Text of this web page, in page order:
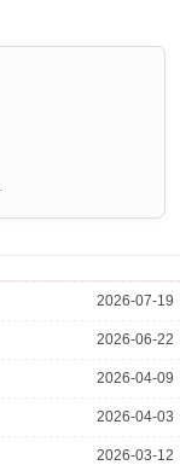
2026-07-19
2026-06-22
2026-04-09
2026-04-03
2026-03-12